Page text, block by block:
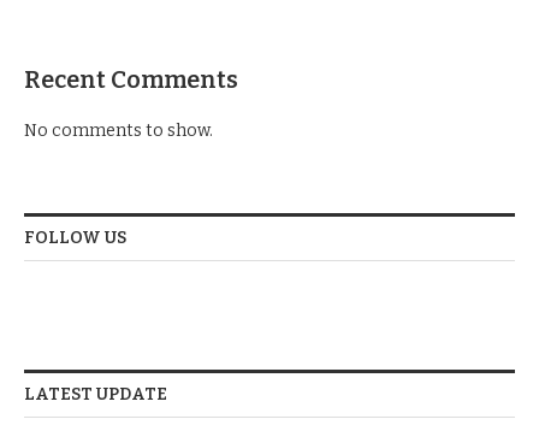
Recent Comments
No comments to show.
FOLLOW US
LATEST UPDATE